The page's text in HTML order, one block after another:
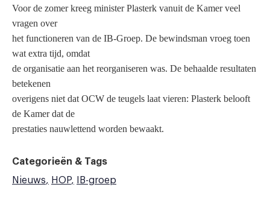
Voor de zomer kreeg minister Plasterk vanuit de Kamer veel
vragen over
het functioneren van de IB-Groep. De bewindsman vroeg toen
wat extra tijd, omdat
de organisatie aan het reorganiseren was. De behaalde resultaten
betekenen
overigens niet dat OCW de teugels laat vieren: Plasterk belooft
de Kamer dat de
prestaties nauwlettend worden bewaakt.
Categorieën & Tags
Nieuws
HOP IB-groep